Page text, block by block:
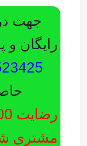
جهت
رایگان و
مشتری